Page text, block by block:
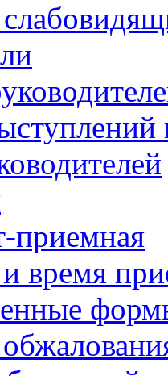
приемная
время